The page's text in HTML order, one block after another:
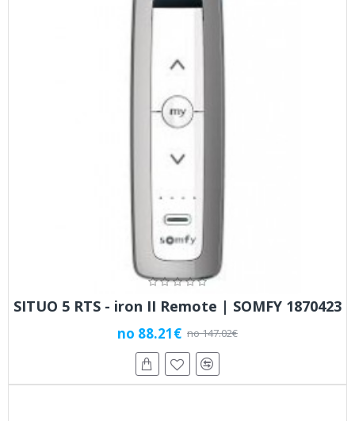
SITUO 5 RTS - iron II Remote | SOMFY 1870423
no 88.21€ no 147.02€